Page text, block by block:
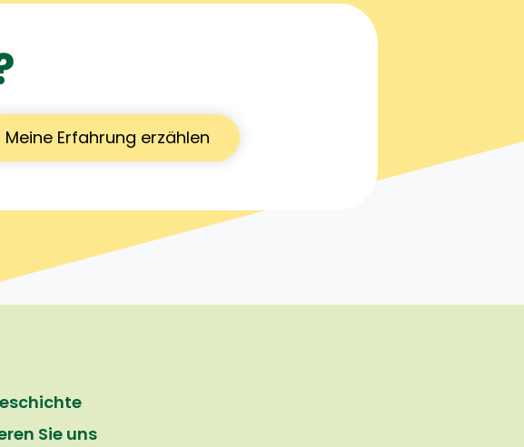
Meine Erfahrung erzählen
Sie uns